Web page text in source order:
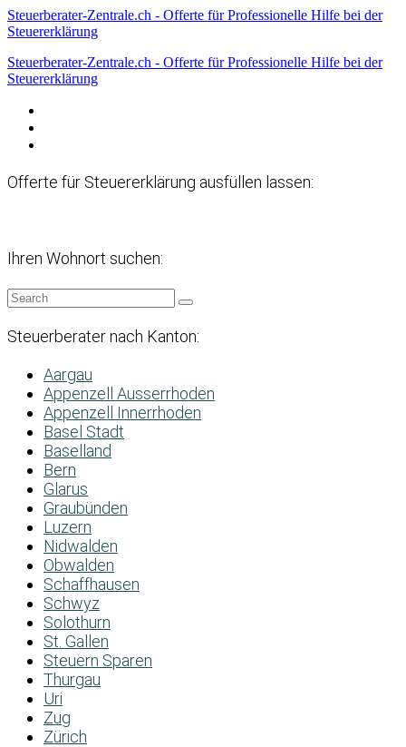
Steuerberater-Zentrale.ch - Offerte für Professionelle Hilfe bei der
Steuererklärung
Steuerberater-Zentrale.ch - Offerte für Professionelle Hilfe bei der
Steuererklärung
Offerte für Steuererklärung ausfüllen lassen:
Ihren Wohnort suchen:
Steuerberater nach Kanton:
Aargau
Appenzell Ausserrhoden
Appenzell Innerrhoden
Basel Stadt
Baselland
Bern
Glarus
Graubünden
Luzern
Nidwalden
Obwalden
Schaffhausen
Schwyz
Solothurn
St. Gallen
Steuern Sparen
Thurgau
Uri
Zug
Zürich